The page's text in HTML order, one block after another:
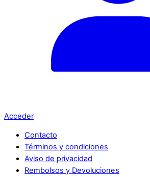
Acceder
Contacto
Términos y condiciones
Aviso de privacidad
Rembolsos y Devoluciones